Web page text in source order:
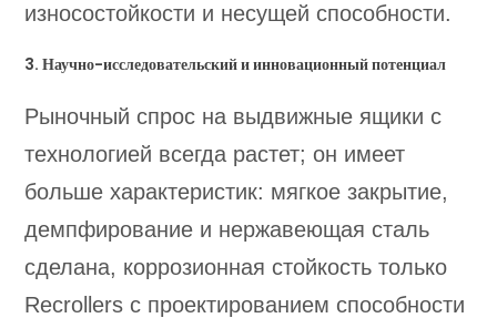
износостойкости и несущей способности.
3. Научно-исследовательский и инновационный потенциал
Рыночный спрос на выдвижные ящики с
технологией всегда растет; он имеет
больше характеристик: мягкое закрытие,
демпфирование и нержавеющая сталь
сделана, коррозионная стойкость только
Recrollers с проектированием способности